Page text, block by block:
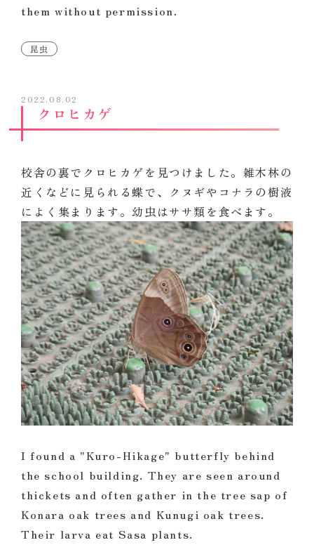
them without permission.
昆虫
2022.08.02
クロヒカゲ
校舎の裏でクロヒカゲを見つけました。雑木林の
近くなどに見られる蝶で、クヌギやコナラの樹液
によく集まります。幼虫はササ類を食べます。
I found a "Kuro-Hikage" butterfly behind
the school building. They are seen around
thickets and often gather in the tree sap of
Konara oak trees and Kunugi oak trees.
Their larva eat Sasa plants.